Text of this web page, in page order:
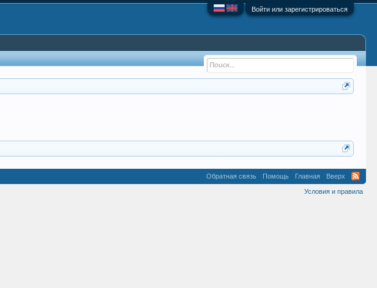
Войти или зарегистрироваться
Обратная связь Помощь Главная Вверх
Условия и правила